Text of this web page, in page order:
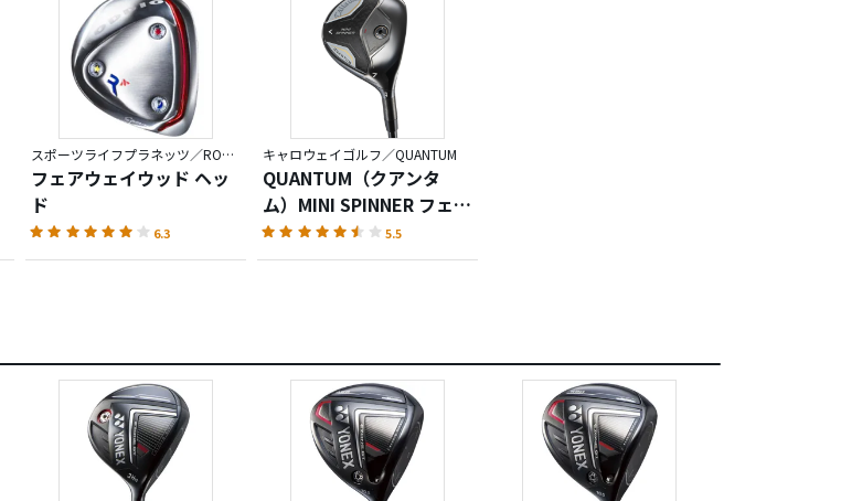
スポーツライフプラネッツ／RODDIO
フェアウェイウッド ヘッ
ド
6.3
キャロウェイゴルフ／QUANTUM
QUANTUM（クアンタ
ム）MINI SPINNER フェア
ウェイウッド
5.5